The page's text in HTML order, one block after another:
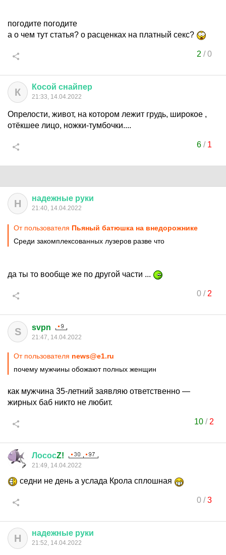
погодите погодите
а о чем тут статья? о расценках на платный секс?
2 /0
К Косой снайпер
21:33, 14.04.2022
Опрелости, живот, на котором лежит грудь, широкое ,
отёкшее лицо, ножки-тумбочки....
6/ 1
Н надежные руки
21:40, 14.04.2022
От пользователя Пьяный батюшка на внедорожнике
Среди закомплексованных лузеров разве что
да ты то вообще же по другой части ...
0/ 2
S svpn
21:47, 14.04.2022
От пользователя news@e1.ru
почему мужчины обожают полных женщин
как мужчина 35-летний заявляю ответственно —
жирных баб никто не любит.
10 / 2
ЛососZ!
21:49, 14.04.2022
седни не день а услада Крола сплошная
0/3
Н надежные руки
21:52, 14.04.2022